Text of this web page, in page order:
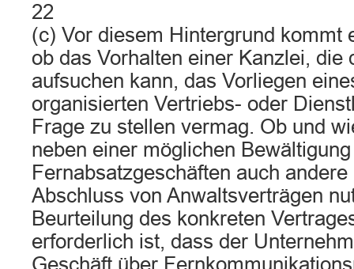
22
(c) Vor diesem Hintergrund kommt
ob das Vorhalten einer Kanzlei, die
aufsuchen kann, das Vorliegen
organisierten Vertriebs- oder
Frage zu stellen vermag. Ob und
neben einer möglichen
Fernabsatzgeschäften auch
Abschluss von Anwaltsverträgen
Beurteilung des konkreten
erforderlich ist, dass der
Geschäft über